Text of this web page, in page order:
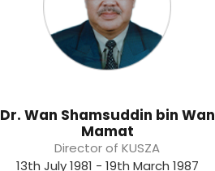
Dr. Wan Shamsuddin bin Wan
Mamat
Director of KUSZA
13th July 1981 - 19th March 1987